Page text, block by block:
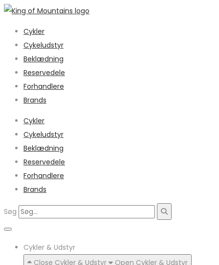
Cykler
Cykeludstyr
Beklædning
Reservedele
Forhandlere
Brands
Cykler
Cykeludstyr
Beklædning
Reservedele
Forhandlere
Brands
Søg
Cykler & Udstyr
Close Cykler & Udstyr
Open Cykler & Udstyr